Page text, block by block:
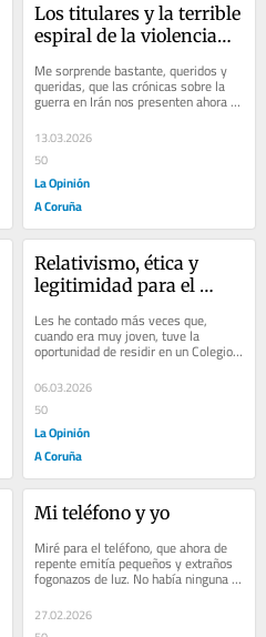
Los titulares y la terrible
espiral de la violencia…
Me sorprende bastante, queridos y
queridas, que las crónicas sobre la
guerra en Irán nos presenten ahora
como noticiable el hecho de que el
nuevo...
13.03.2026
50
La Opinión
A Coruña
Relativismo, ética y
legitimidad para el
Les he contado más veces que,
cuando era muy joven, tuve la
oportunidad de residir en un Colegio
Mayor al que no todo el mundo podía
acceder. Es...
06.03.2026
50
La Opinión
A Coruña
Mi teléfono y yo
Miré para el teléfono, que ahora de
repente emitía pequeños y extraños
fogonazos de luz. No había ninguna
otra respuesta. La pantalla,...
27.02.2026